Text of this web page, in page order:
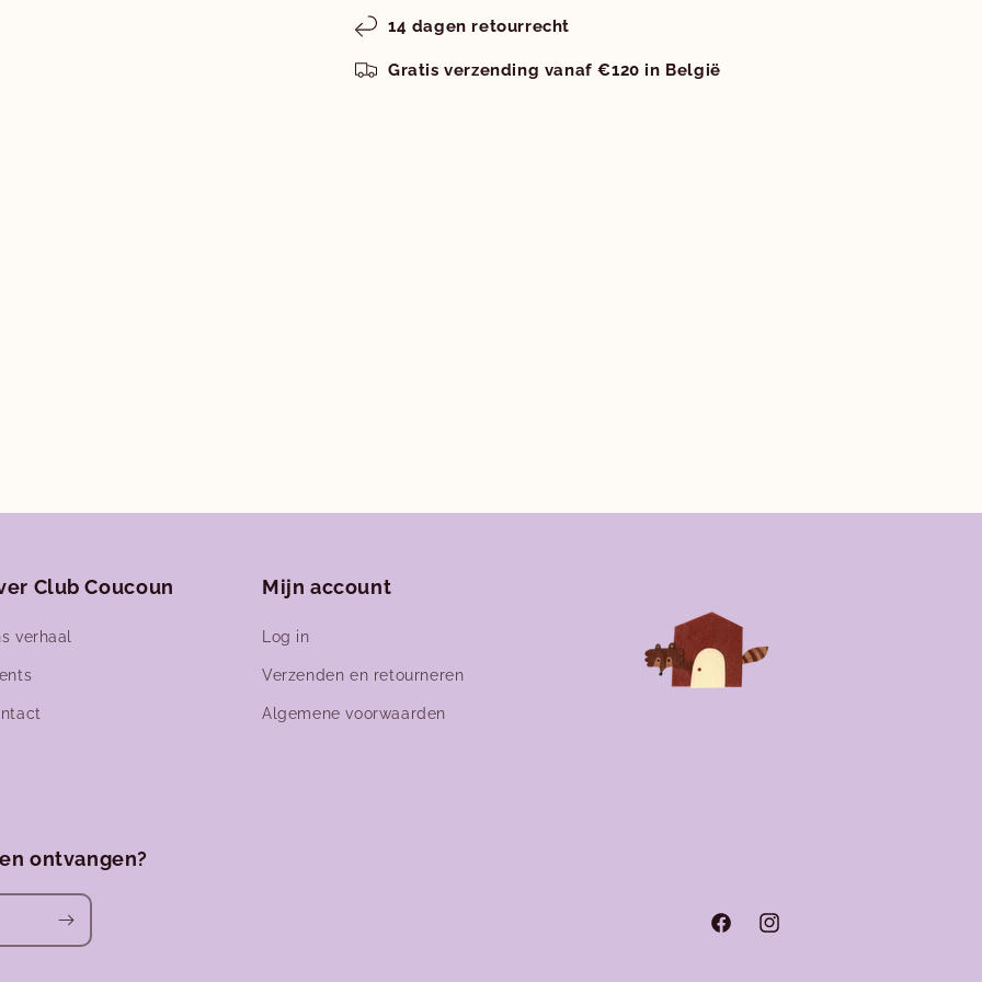
14 dagen retourrecht
Gratis verzending vanaf €120 in België
Club Coucoun
verhaal
Mijn account
Log in
Verzenden en retourneren
Algemene voorwaarden
ontvangen?
FacebookInstagram